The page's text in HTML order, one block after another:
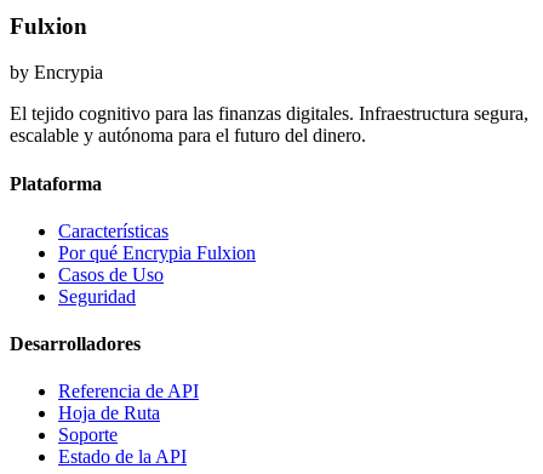
Fulxion
by Encrypia
El tejido cognitivo para las finanzas digitales. Infraestructura segura,
escalable y autónoma para el futuro del dinero.
Plataforma
Características
Por qué Encrypia Fulxion
Casos de Uso
Seguridad
Desarrolladores
Referencia de API
Hoja de Ruta
Soporte
Estado de la API